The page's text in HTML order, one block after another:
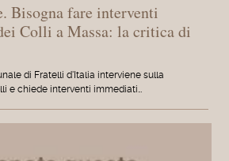
Bisogna fare interventi
Colli a Massa: la critica di
di Fratelli d'Italia interviene sulla
e chiede interventi immediati…